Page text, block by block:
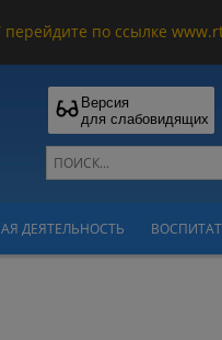
по ссылке
Версия
для слабовидящих
ДЕЯТЕЛЬНОСТЬ